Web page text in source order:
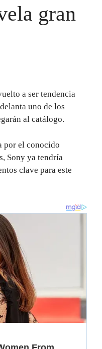
gran
a ser tendencia
uno de los
al catálogo.
por el conocido
Sony ya tendría
clave para este